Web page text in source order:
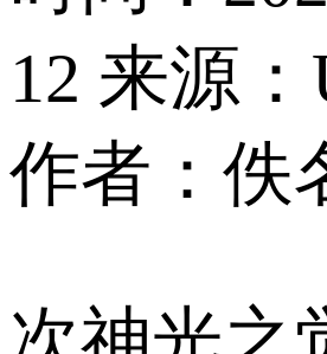
12 来源
作者：佚